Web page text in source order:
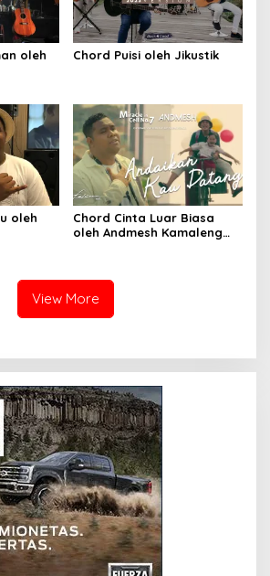
oleh
Chord Puisi oleh Jikustik
oleh
Chord Cinta Luar Biasa
oleh Andmesh Kamaleng
View More